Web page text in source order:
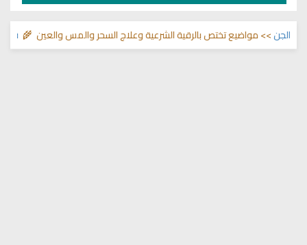
قناة>> مواضيع تختص بالرقية الشرعية وعلاج السحر والمس والعين 🌾